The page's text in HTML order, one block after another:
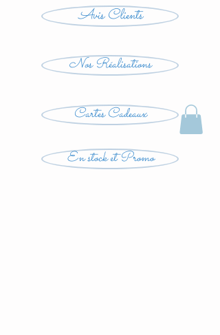
Avis Clients
Nos Réalisations
Cartes Cadeaux
En stock et Promo